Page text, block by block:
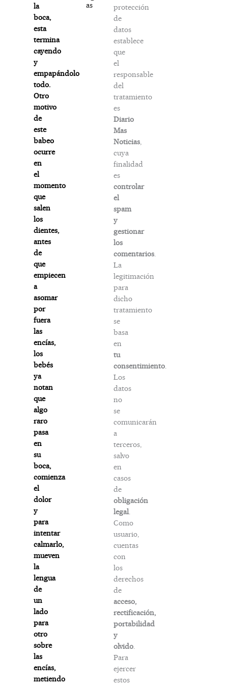
la
boca,
esta
termina
cayendo
y
empapándolo
todo.
Otro
motivo
de
este
babeo
ocurre
en
el
momento
que
salen
los
dientes,
antes
de
que
empiecen
a
asomar
por
fuera
las
encías,
los
bebés
ya
notan
que
algo
raro
pasa
en
su
boca,
comienza
el
dolor
y
para
intentar
calmarlo,
mueven
la
lengua
de
un
lado
para
otro
sobre
las
encías,
metiendo
as
protección
de
datos
establece
que
el
responsable
del
tratamiento
es
Diario
Mas
Noticias
cuya
finalidad
es
controlar
el
spam
y
gestionar
los
comentarios
La
legitimación
para
dicho
tratamiento
se
basa
en
tu
consentimiento
Los
datos
no
se
comunicarán
a
terceros,
salvo
en
casos
de
obligación
legal
Como
usuario,
cuentas
con
los
derechos
de
acceso,
rectificación,
portabilidad
y
olvido
Para
ejercer
estos